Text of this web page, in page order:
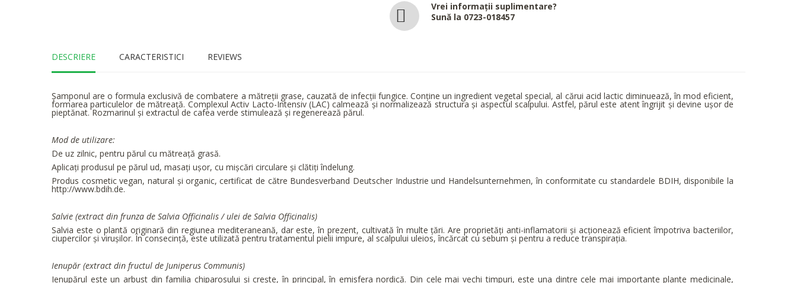
Vrei informații suplimentare?
Sună la 0723-018457
DESCRIERE CARACTERISTICI REVIEWS
Șamponul are o formula exclusivă de combatere a mătreții grase, cauzată de infecții fungice. Conține un ingredient vegetal special, al cărui acid lactic diminuează, în mod eficient,
formarea particulelor de mătreață. Complexul Activ Lacto-Intensiv (LAC) calmează și normalizează structura și aspectul scalpului. Astfel, părul este atent îngrijit și devine ușor de
pieptănat. Rozmarinul și extractul de cafea verde stimulează și regenerează părul.
Mod de utilizare:
De uz zilnic, pentru părul cu mătreață grasă.
Aplicați produsul pe părul ud, masați ușor, cu mișcări circulare și clătiți îndelung.
Produs cosmetic vegan, natural și organic, certificat de către Bundesverband Deutscher Industrie und Handelsunternehmen, în conformitate cu standardele BDIH, disponibile la
http://www.bdih.de.
Salvie (extract din frunza de Salvia Officinalis / ulei de Salvia Officinalis)
Salvia este o plantă originară din regiunea mediteraneană, dar este, în prezent, cultivată în multe țări. Are proprietăți anti-inflamatorii și acționează eficient împotriva bacteriilor,
ciupercilor și virușilor. În consecinţă, este utilizată pentru tratamentul pielii impure, al scalpului uleios, încărcat cu sebum și pentru a reduce transpirația.
Ienupăr (extract din fructul de Juniperus Communis)
Ienupărul este un arbust din familia chiparosului și creşte, în principal, în emisfera nordică. Din cele mai vechi timpuri, este una dintre cele mai importante plante medicinale,